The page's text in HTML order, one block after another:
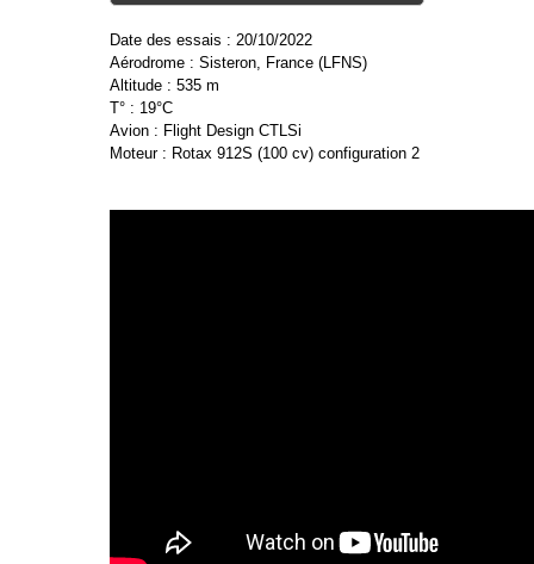
Date des essais : 20/10/2022
Aérodrome : Sisteron, France (LFNS)
Altitude : 535 m
T° : 19°C
Avion : Flight Design CTLSi
Moteur : Rotax 912S (100 cv) configuration 2